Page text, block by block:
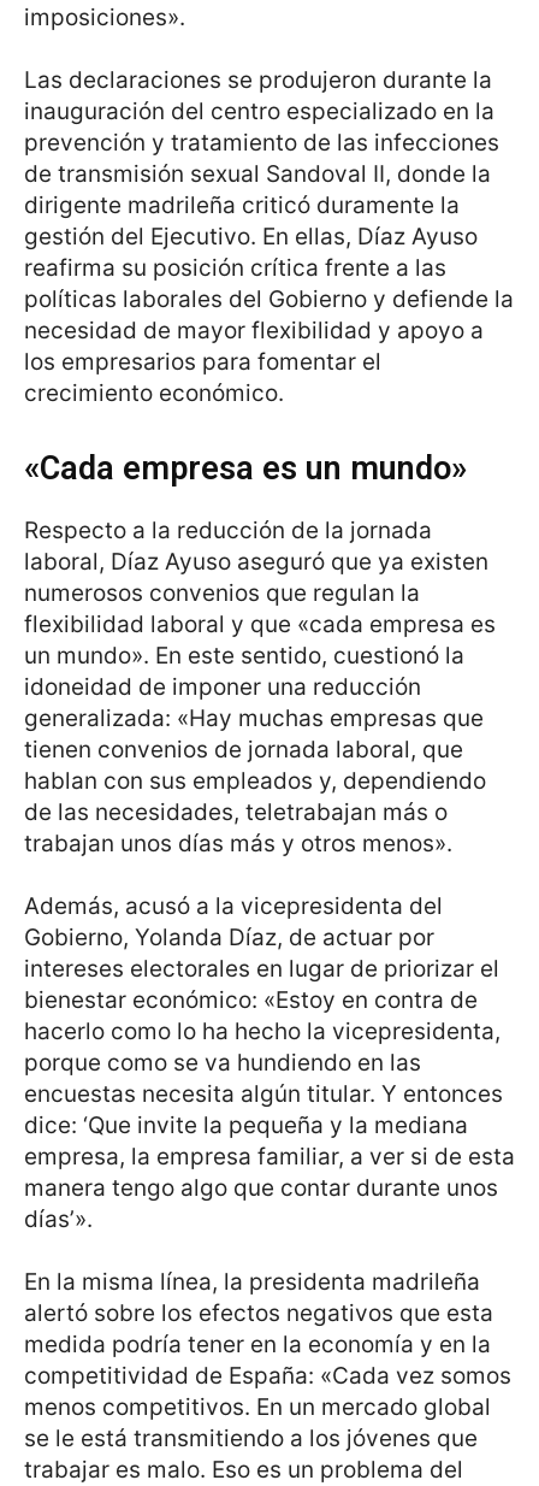
imposiciones».
Las declaraciones se produjeron durante la
inauguración del centro especializado en la
prevención y tratamiento de las infecciones
de transmisión sexual Sandoval II, donde la
dirigente madrileña criticó duramente la
gestión del Ejecutivo. En ellas, Díaz Ayuso
reafirma su posición crítica frente a las
políticas laborales del Gobierno y defiende la
necesidad de mayor flexibilidad y apoyo a
los empresarios para fomentar el
crecimiento económico.
«Cada empresa es un mundo»
Respecto a la reducción de la jornada
laboral, Díaz Ayuso aseguró que ya existen
numerosos convenios que regulan la
flexibilidad laboral y que «cada empresa es
un mundo». En este sentido, cuestionó la
idoneidad de imponer una reducción
generalizada: «Hay muchas empresas que
tienen convenios de jornada laboral, que
hablan con sus empleados y, dependiendo
de las necesidades, teletrabajan más o
trabajan unos días más y otros menos».
Además, acusó a la vicepresidenta del
Gobierno, Yolanda Díaz, de actuar por
intereses electorales en lugar de priorizar el
bienestar económico: «Estoy en contra de
hacerlo como lo ha hecho la vicepresidenta,
porque como se va hundiendo en las
encuestas necesita algún titular. Y entonces
dice: ‘Que invite la pequeña y la mediana
empresa, la empresa familiar, a ver si de esta
manera tengo algo que contar durante unos
días’».
En la misma línea, la presidenta madrileña
alertó sobre los efectos negativos que esta
medida podría tener en la economía y en la
competitividad de España: «Cada vez somos
menos competitivos. En un mercado global
se le está transmitiendo a los jóvenes que
trabajar es malo. Eso es un problema del